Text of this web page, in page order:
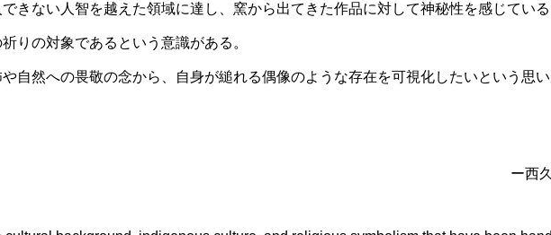
きない人智を越えた領域に達し、窯から出てきた作品に対して神秘性を感じている
りの対象であるという意識がある。
自然への畏敬の念から、自身が縋れる偶像のような存在を可視化したいという思
ー西